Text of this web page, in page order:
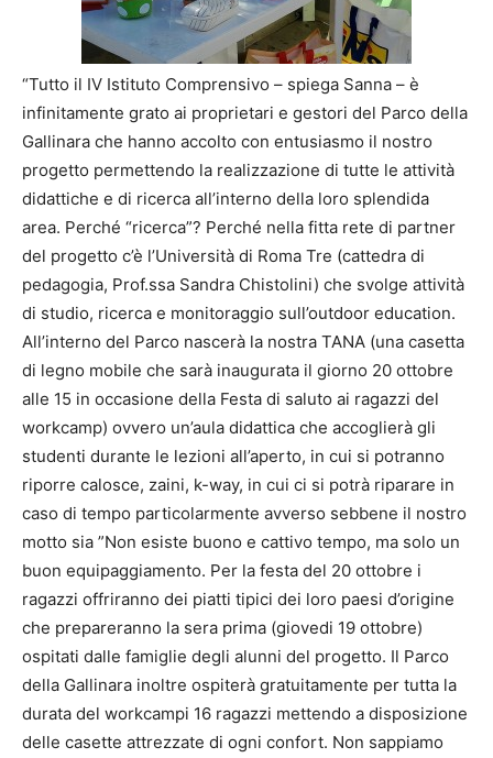
“Tutto il IV Istituto Comprensivo – spiega Sanna – è
infinitamente grato ai proprietari e gestori del Parco della
Gallinara che hanno accolto con entusiasmo il nostro
progetto permettendo la realizzazione di tutte le attività
didattiche e di ricerca all’interno della loro splendida
area. Perché “ricerca”? Perché nella fitta rete di partner
del progetto c’è l’Università di Roma Tre (cattedra di
pedagogia, Prof.ssa Sandra Chistolini) che svolge attività
di studio, ricerca e monitoraggio sull’outdoor education.
All’interno del Parco nascerà la nostra TANA (una casetta
di legno mobile che sarà inaugurata il giorno 20 ottobre
alle 15 in occasione della Festa di saluto ai ragazzi del
workcamp) ovvero un’aula didattica che accoglierà gli
studenti durante le lezioni all’aperto, in cui si potranno
riporre calosce, zaini, k-way, in cui ci si potrà riparare in
caso di tempo particolarmente avverso sebbene il nostro
motto sia ”Non esiste buono e cattivo tempo, ma solo un
buon equipaggiamento. Per la festa del 20 ottobre i
ragazzi offriranno dei piatti tipici dei loro paesi d’origine
che prepareranno la sera prima (giovedi 19 ottobre)
ospitati dalle famiglie degli alunni del progetto. Il Parco
della Gallinara inoltre ospiterà gratuitamente per tutta la
durata del workcampi 16 ragazzi mettendo a disposizione
delle casette attrezzate di ogni confort. Non sappiamo